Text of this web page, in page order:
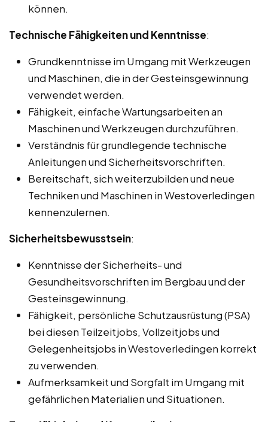
können.
Technische Fähigkeiten und Kenntnisse:
Grundkenntnisse im Umgang mit Werkzeugen
und Maschinen, die in der Gesteinsgewinnung
verwendet werden.
Fähigkeit, einfache Wartungsarbeiten an
Maschinen und Werkzeugen durchzuführen.
Verständnis für grundlegende technische
Anleitungen und Sicherheitsvorschriften.
Bereitschaft, sich weiterzubilden und neue
Techniken und Maschinen in Westoverledingen
kennenzulernen.
Sicherheitsbewusstsein:
Kenntnisse der Sicherheits- und
Gesundheitsvorschriften im Bergbau und der
Gesteinsgewinnung.
Fähigkeit, persönliche Schutzausrüstung (PSA)
bei diesen Teilzeitjobs, Vollzeitjobs und
Gelegenheitsjobs in Westoverledingen korrekt
zu verwenden.
Aufmerksamkeit und Sorgfalt im Umgang mit
gefährlichen Materialien und Situationen.